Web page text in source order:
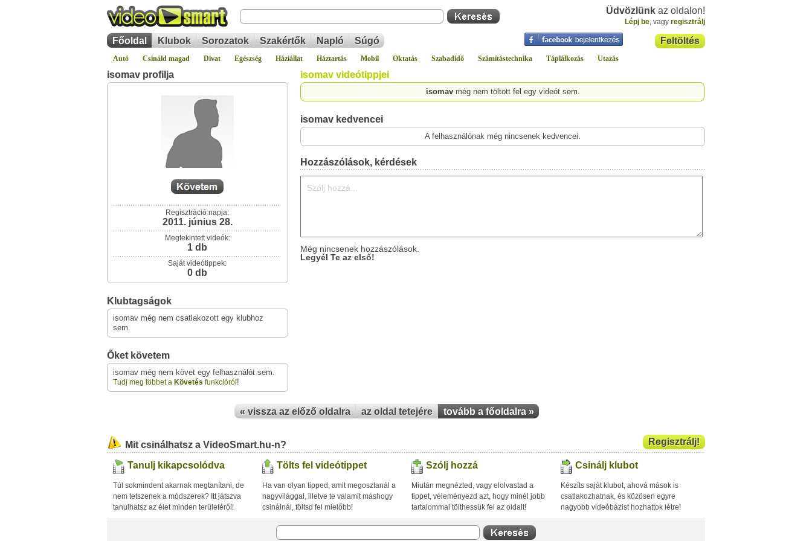
Üdvözlünk az oldalon!
Lépj be, vagy regisztrálj
Feltöltés
Főoldal Klubok Sorozatok Szakértők Napló Súgó
Autó Csináld magad Divat Egészség Háziállat Háztartás Mobil Oktatás Szabadidő Számítástechnika Táplálkozás Utazás
isomav profilja
Regisztráció napja:
2011. június 28.
Megtekintett videók:
1 db
Saját videótippek:
0 db
Klubtagságok
isomav még nem csatlakozott egy klubhoz
sem.
Őket követem
isomav még nem követ egy felhasználót sem.
Tudj meg többet a Követés funkcióról !
isomav videótippjei
isomavmég nem töltött fel egy videót sem.
isomav kedvencei
A felhasználónak még nincsenek kedvencei.
Hozzászólások, kérdések
Még nincsenek hozzászólások.
Legyél Te az első!
« vissza az előző oldalra az oldal tetejére tovább a főoldalra »
Regisztrálj!
Mit csinálhatsz a VideoSmart.hu-n?
Tanulj kikapcsolódva
Túl sokmindent akarnak megtanítani, de
nem tetszenek a módszerek? Itt játszva
tanulhatsz az élet minden területéről!
Tölts fel videótippet
Ha van olyan tipped, amit megosztanál a
nagyvilággal, illetve te valamit máshogy
csinálnál, töltsd fel mielőbb!
Szólj hozzá
Miután megnézted, vagy elolvastad a
tippet, véleményezd azt, hogy minél jobb
tartalommal tölthessük fel az oldalt!
Csinálj klubot
Készíts saját klubot, ahová mások is
csatlakozhatnak, és közösen egyre
nagyobb videóbázist hozhattok létre!